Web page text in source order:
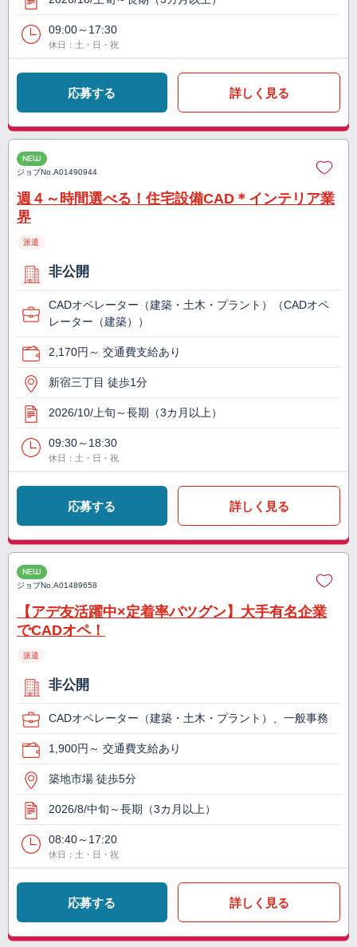
09:00～17:30
休日：土・日・祝
応募する 詳しく見る
NEW
ジョブNo.A01490944
週４～時間選べる！住宅設備CAD＊インテリア業
界
派遣
非公開
CADオペレーター（建築・土木・プラント）（CADオペ
レーター（建築））
2,170円～ 交通費支給あり
新宿三丁目 徒歩1分
2026/10/上旬～長期（3カ月以上）
09:30～18:30
休日：土・日・祝
応募する 詳しく見る
NEW
ジョブNo.A01489658
【アデ友活躍中×定着率バツグン】大手有名企業
でCADオペ！
派遣
非公開
CADオペレーター（建築・土木・プラント）、一般事務
1,900円～ 交通費支給あり
築地市場 徒歩5分
2026/8/中旬～長期（3カ月以上）
08:40～17:20
休日：土・日・祝
応募する 詳しく見る